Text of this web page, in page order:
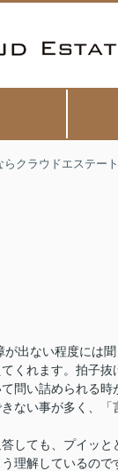
クラウドエステー
が出ない程度には
くれます。拍子抜
問い詰められる
ない事が多く、
しても、プイッと
理解しているので